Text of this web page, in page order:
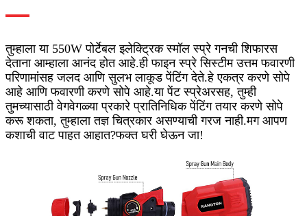
तुम्हाला या 550W पोर्टेबल इलेक्ट्रिक स्मॉल स्प्रे गनची शिफारस
देताना आम्हाला आनंद होत आहे.ही फाइन स्प्रे सिस्टीम उत्तम फवारणी
परिणामांसह जलद आणि सुलभ लाकूड पेंटिंग देते.हे एकत्र करणे सोपे
आहे आणि फवारणी करणे सोपे आहे.या पेंट स्प्रेअरसह, तुम्ही
तुमच्यासाठी वेगवेगळ्या प्रकारे प्रातिनिधिक पेंटिंग तयार करणे सोपे
करू शकता, तुम्हाला तज्ञ चित्रकार असण्याची गरज नाही.मग आपण
कशाची वाट पाहत आहात?फक्त घरी घेऊन जा!